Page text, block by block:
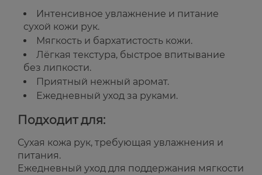
Интенсивное увлажнение и питание
сухой кожи рук.
Мягкость и бархатистость кожи.
Лёгкая текстура, быстрое впитывание
без липкости.
Приятный нежный аромат.
Ежедневный уход за руками.
Подходит для:
Сухая кожа рук, требующая увлажнения и
питания.
Ежедневный уход для поддержания мягкости